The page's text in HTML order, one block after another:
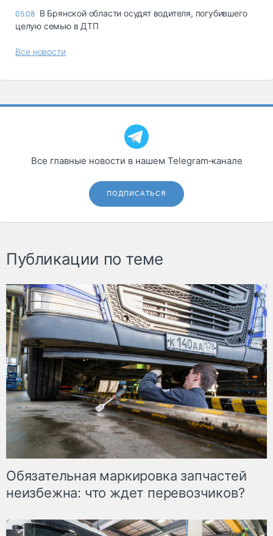
05.08 В Брянской области осудят водителя, погубившего
целую семью в ДТП
Все новости
Все главные новости в нашем Telegram‑канале
ПОДПИСАТЬСЯ
Публикации по теме
Обязательная маркировка запчастей
неизбежна: что ждет перевозчиков?